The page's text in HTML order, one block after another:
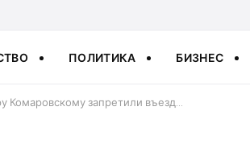
ПОЛИТИКА БИЗНЕС
Комаровскому запретили въезд…